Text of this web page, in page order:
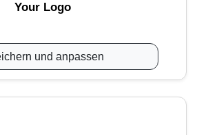
Your Logo
und anpassen